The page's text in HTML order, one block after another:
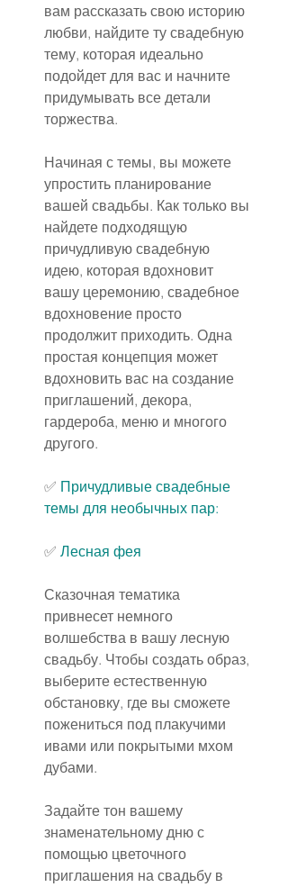
вам рассказать свою историю
любви, найдите ту свадебную
тему, которая идеально
подойдет для вас и начните
придумывать все детали
торжества.
Начиная с темы, вы можете
упростить планирование
вашей свадьбы. Как только вы
найдете подходящую
причудливую свадебную
идею, которая вдохновит
вашу церемонию, свадебное
вдохновение просто
продолжит приходить. Одна
простая концепция может
вдохновить вас на создание
приглашений, декора,
гардероба, меню и многого
другого.
✅ Причудливые свадебные
темы для необычных пар:
✅ Лесная фея
Сказочная тематика
привнесет немного
волшебства в вашу лесную
свадьбу. Чтобы создать образ,
выберите естественную
обстановку, где вы сможете
пожениться под плакучими
ивами или покрытыми мхом
дубами.
Задайте тон вашему
знаменательному дню с
помощью цветочного
приглашения на свадьбу в